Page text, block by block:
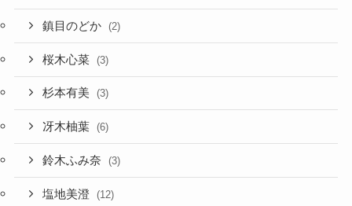
鎮目のどか (2)
桜木心菜 (3)
杉本有美 (3)
冴木柚葉 (6)
鈴木ふみ奈 (3)
塩地美澄 (12)